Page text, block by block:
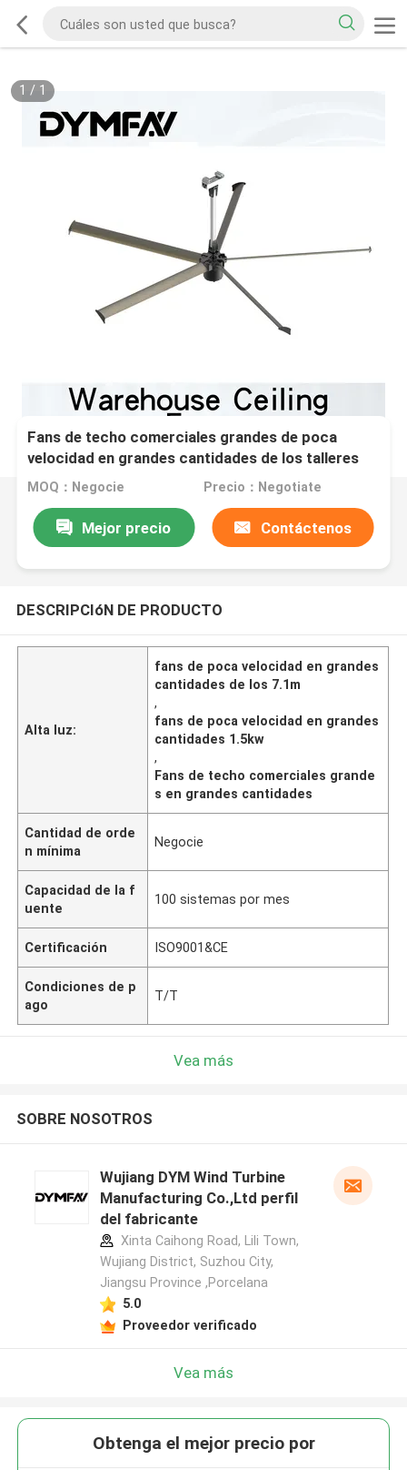
1 / 1
Fans de techo comerciales grandes de poca
velocidad en grandes cantidades de los talleres
HVLS de las fans 1.5kw de los 7.1m
MOQ：Negocie Precio：Negotiate
Mejor precio Contáctenos
DESCRIPCIóN DE PRODUCTO
Alta luz:
fans de poca velocidad en grandes
cantidades de los 7.1m
,
fans de poca velocidad en grandes
cantidades 1.5kw
,
Fans de techo comerciales grande
s en grandes cantidades
Cantidad de orde
n mínima
Negocie
Capacidad de la f
uente
100 sistemas por mes
Certificación ISO9001&CE
Condiciones de p
ago
T/T
Vea más
SOBRE NOSOTROS
Wujiang DYM Wind Turbine
Manufacturing Co.,Ltd perfil
del fabricante
Xinta Caihong Road, Lili Town,
Wujiang District, Suzhou City,
Jiangsu Province ,Porcelana
5.0
Proveedor verificado
Vea más
Obtenga el mejor precio por